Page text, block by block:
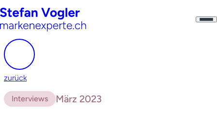
zurück
Interviews März 2023